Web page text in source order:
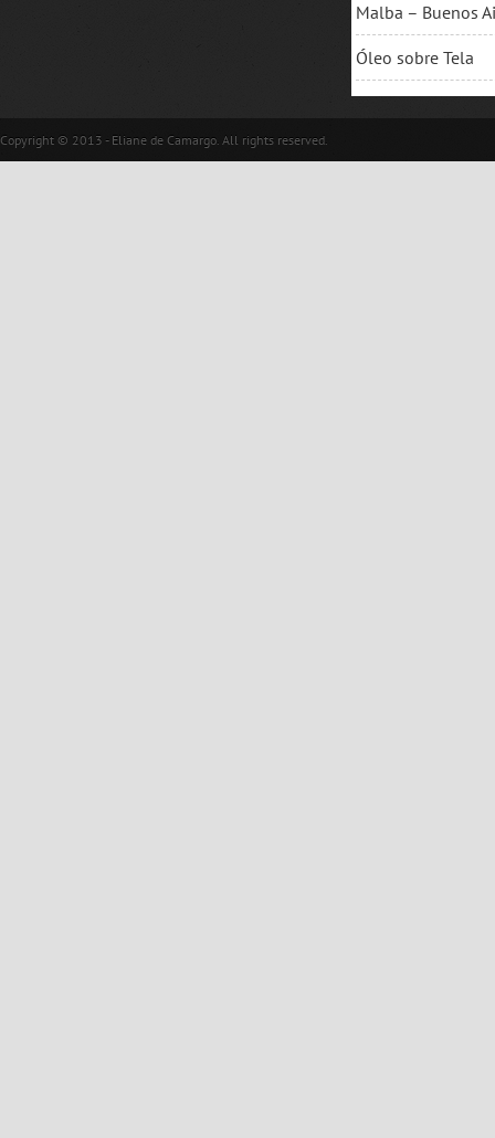
Malba – Buenos
Óleo sobre Tela
Copyright © 2013 - Eliane de Camargo. All rights reserved.